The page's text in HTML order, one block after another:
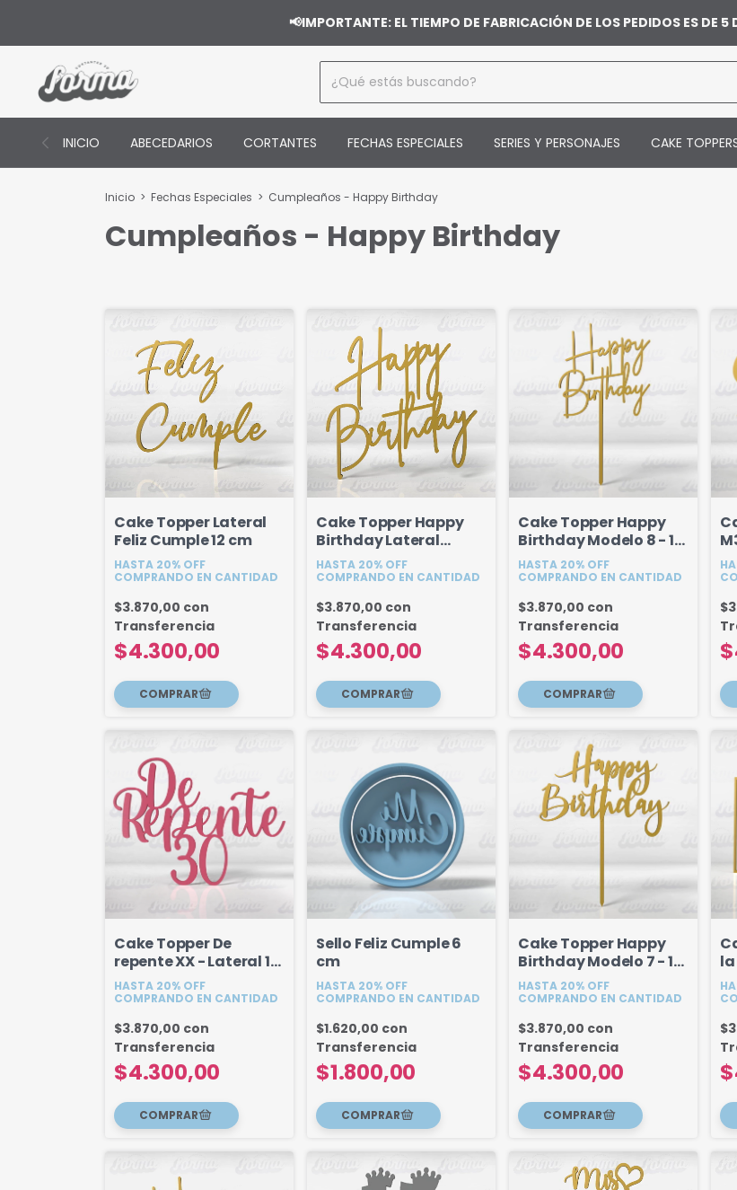
📢IMPORTANTE: EL TIEMPO DE FABRICACIÓN DE LOS PEDIDOS ES DE
INICIO ABECEDARIOS CORTANTES FECHAS ESPECIALES SERIES Y PERSONAJES CAKE
Inicio > Fechas Especiales > Cumpleaños - Happy Birthday
Cumpleaños - Happy Birthday
Cake Topper Lateral
Feliz Cumple 12 cm
HASTA 20% OFF
COMPRANDO EN CANTIDAD
$4.300,00
$3.870,00 con
Transferencia
Cake Topper Happy
Birthday Lateral
Modelo 2 - 16 CM
HASTA 20% OFF
COMPRANDO EN CANTIDAD
$4.300,00
$3.870,00 con
Transferencia
Cake Topper Happy
Birthday Modelo 8 - 18
cm
HASTA 20% OFF
COMPRANDO EN CANTIDAD
$4.300,00
$3.870,00 con
Transferencia
Cake Topper De
repente XX - Lateral 10
cm
HASTA 20% OFF
COMPRANDO EN CANTIDAD
$4.300,00
$3.870,00 con
Transferencia
Sello Feliz Cumple 6
cm
HASTA 20% OFF
COMPRANDO EN CANTIDAD
$1.800,00
$1.620,00 con
Transferencia
Cake Topper Happy
Birthday Modelo 7 - 18
cm
HASTA 20% OFF
COMPRANDO EN CANTIDAD
$4.300,00
$3.870,00 con
Transferencia
la